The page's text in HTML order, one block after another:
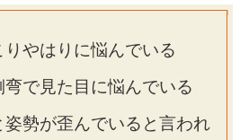
やはりに悩んでいる
で見た目に悩んでいる
勢が歪んでいると言われ